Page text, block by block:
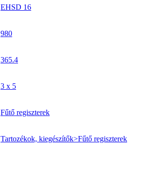
EHSD 16
980
365.4
3 x 5
Fűtő regiszterek
Tartozékok, kiegészítők>Fűtő regiszterek